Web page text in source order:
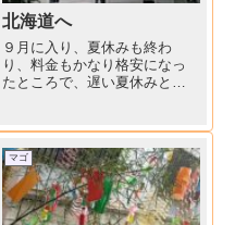
北海道へ
９月に入り、夏休みも終わ
り、料金もかなり格安になっ
たところで、遅い夏休みとっ
連れて行った以来の北海道。
テレビや雑誌で見る機会が多
い北海道は、つい最近も行っ
たことがあるように感じてし
まいます...
マゴ